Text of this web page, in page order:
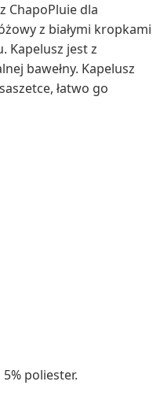
ChapoPluie dla
z białymi kropkami
Kapelusz jest z
bawełny. Kapelusz
łatwo go
poliester.